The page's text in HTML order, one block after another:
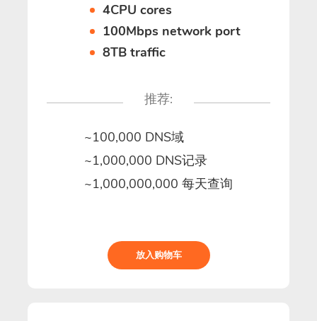
4CPU cores
100Mbps network port
8TB traffic
推荐:
~100,000 DNS域
~1,000,000 DNS记录
~1,000,000,000 每天查询
放入购物车